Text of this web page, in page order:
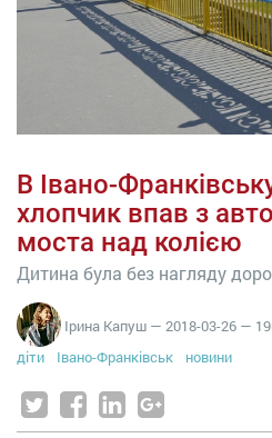
В Івано-
хлопчик впав з
моста над колією
Дитина була без нагляду
Ірина Капуш — 2018-03-26 —
діти
Івано-Франківськ новини